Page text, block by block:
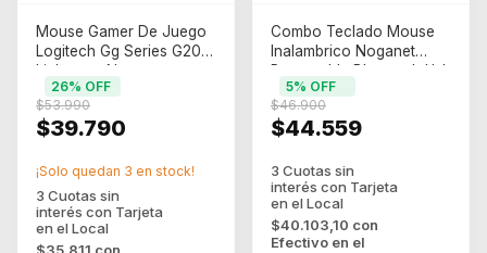
Mouse Gamer De Juego
Logitech Gg Series G203
Lightsync Negro
$39.790
$53.990
26% OFF
¡Solo quedan 3 en stock!
Combo Teclado Mouse
Inalambrico Noganet
Recargable Bluetooth Usb
Azul
$44.559
$46.900
5% OFF
$40.103,10 con
Efectivo en el